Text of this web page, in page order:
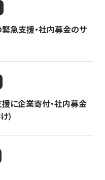
急支援・社内募金のサ
に企業寄付・社内募金
）